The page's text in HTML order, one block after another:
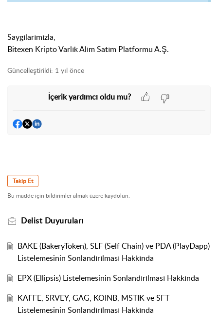
Saygılarımızla,
Bitexen Kripto Varlık Alım Satım Platformu A.Ş.
Güncelleştirildi: 1 yıl önce
İçerik yardımcı oldu mu?
Takip Et
Bu madde için bildirimler almak üzere kaydolun.
Delist Duyuruları
BAKE (BakeryToken), SLF (Self Chain) ve PDA (PlayDapp)
Listelemesinin Sonlandırılması Hakkında
EPX (Ellipsis) Listelemesinin Sonlandırılması Hakkında
KAFFE, SRVEY, GAG, KOINB, MSTIK ve SFT
Listelemesinin Sonlandırılması Hakkında